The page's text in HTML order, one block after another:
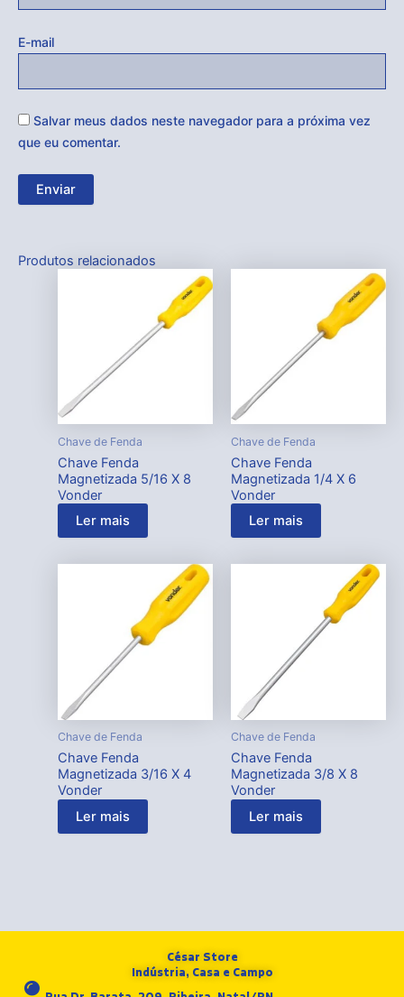
E-mail
Salvar meus dados neste navegador para a próxima vez
que eu comentar.
Produtos relacionados
Chave de Fenda
Chave Fenda
Magnetizada 5/16 X 8
Vonder
Ler mais
Chave de Fenda
Chave Fenda
Magnetizada 1/4 X 6
Vonder
Ler mais
Chave de Fenda
Chave Fenda
Magnetizada 3/16 X 4
Vonder
Ler mais
Chave de Fenda
Chave Fenda
Magnetizada 3/8 X 8
Vonder
Ler mais
César Store
Indústria, Casa e Campo